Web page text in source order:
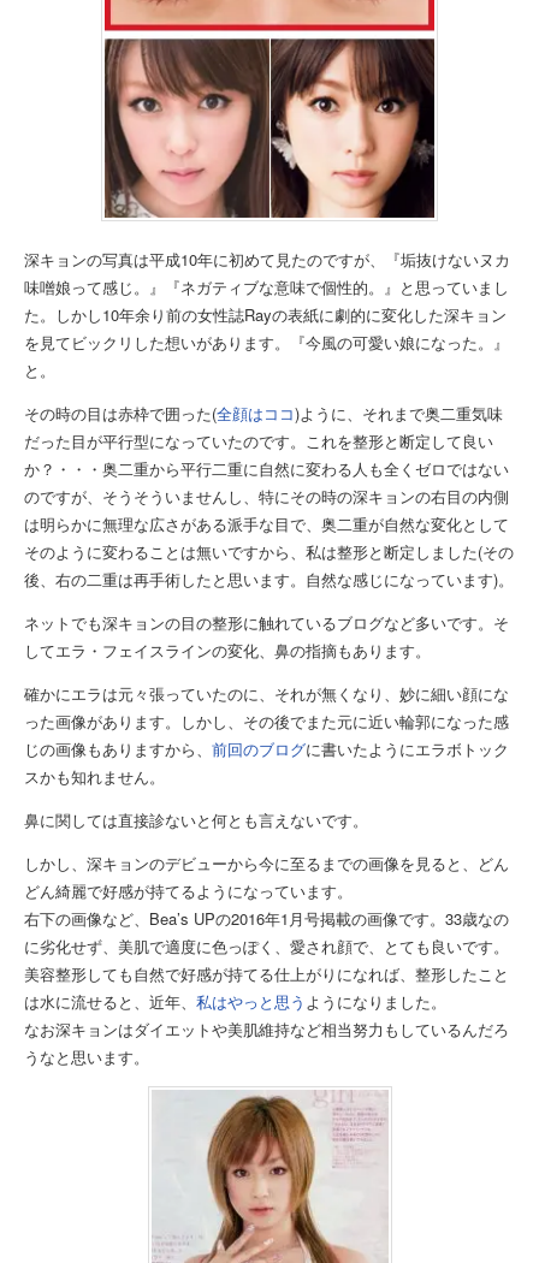
深キョンの写真は平成10年に初めて見たのですが、『垢抜けないヌカ
味噌娘って感じ。』『ネガティブな意味で個性的。』と思っていまし
た。しかし10年余り前の女性誌Rayの表紙に劇的に変化した深キョン
を見てビックリした想いがあります。『今風の可愛い娘になった。』
と。
その時の目は赤枠で囲った(全顔はココ)ように、それまで奥二重気味
だった目が平行型になっていたのです。これを整形と断定して良い
か？・・・奥二重から平行二重に自然に変わる人も全くゼロではない
のですが、そうそういませんし、特にその時の深キョンの右目の内側
は明らかに無理な広さがある派手な目で、奥二重が自然な変化として
そのように変わることは無いですから、私は整形と断定しました(その
後、右の二重は再手術したと思います。自然な感じになっています)。
ネットでも深キョンの目の整形に触れているブログなど多いです。そ
してエラ・フェイスラインの変化、鼻の指摘もあります。
確かにエラは元々張っていたのに、それが無くなり、妙に細い顔にな
った画像があります。しかし、その後でまた元に近い輪郭になった感
じの画像もありますから、 前回のブログに書いたようにエラボトック
スかも知れません。
鼻に関しては直接診ないと何とも言えないです。
しかし、深キョンのデビューから今に至るまでの画像を見ると、どん
どん綺麗で好感が持てるようになっています。
右下の画像など、Bea’s UPの2016年1月号掲載の画像です。33歳なの
に劣化せず、美肌で適度に色っぽく、愛され顔で、とても良いです。
美容整形しても自然で好感が持てる仕上がりになれば、整形したこと
は水に流せると、近年、 私はやっと思う ようになりました。
なお深キョンはダイエットや美肌維持など相当努力もしているんだろ
うなと思います。